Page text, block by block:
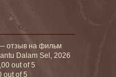
отзыв на фильм
Dalam Sel, 2026